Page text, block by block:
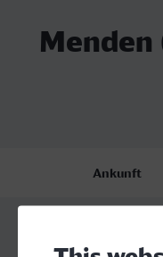
Menden
Ankunft
17.08.26